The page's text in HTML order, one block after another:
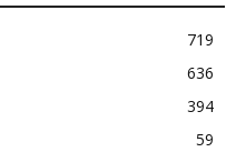
719
636
394
59